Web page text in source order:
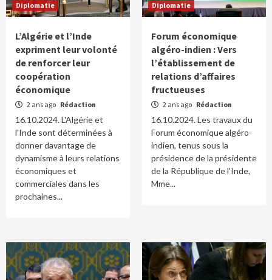
Diplomatie
L’Algérie et l’Inde
expriment leur volonté
de renforcer leur
coopération
économique
2 ans ago Rédaction
16.10.2024. L'Algérie et
l'Inde sont déterminées à
donner davantage de
dynamisme à leurs relations
économiques et
commerciales dans les
prochaines...
Diplomatie
Forum économique
algéro-indien : Vers
l’établissement de
relations d’affaires
fructueuses
2 ans ago Rédaction
16.10.2024. Les travaux du
Forum économique algéro-
indien, tenus sous la
présidence de la présidente
de la République de l'Inde,
Mme...